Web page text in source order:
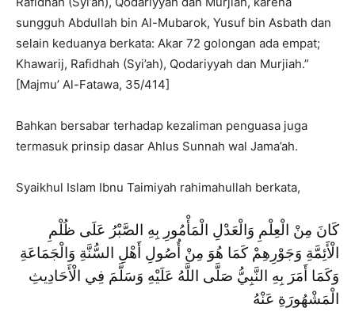
sungguh Abdullah bin Al-Mubarok, Yusuf bin Asbath dan
selain keduanya berkata: Akar 72 golongan ada empat;
Khawarij, Rafidhah (Syi’ah), Qodariyyah dan Murjiah.”
[Majmu’ Al-Fatawa, 35/414]
Bahkan bersabar terhadap kezaliman penguasa juga
termasuk prinsip dasar Ahlus Sunnah wal Jama’ah.
Syaikhul Islam Ibnu Taimiyah rahimahullah berkata,
كَانَ مِنْ الْعِلْمِ وَالْعَدْلِ الْمَأْمُورِ بِهِ الصَّبْرُ عَلَى ظُلْمِ
الْأَئِمَّةِ وَجَوْرِهِمْ كَمَا هُوَ مِنْ أُصُولِ أَهْلِ السُّنَّةِ وَالْجَمَاعَةِ
وَكَمَا أَمَرَ بِهِ النَّبِيُّ صَلَّى اللَّهُ عَلَيْهِ وَسَلَّمَ فِي الْأَحَادِيثِ
الْمَشْهُورَةِ عَنْهُ